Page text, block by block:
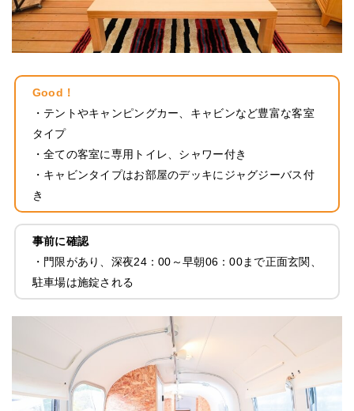
Good！
・テントやキャンピングカー、キャビンなど豊富な客室
タイプ
・全ての客室に専用トイレ、シャワー付き
・キャビンタイプはお部屋のデッキにジャグジーバス付
き
事前に確認
・門限があり、深夜24：00～早朝06：00まで正面玄関、
駐車場は施錠される